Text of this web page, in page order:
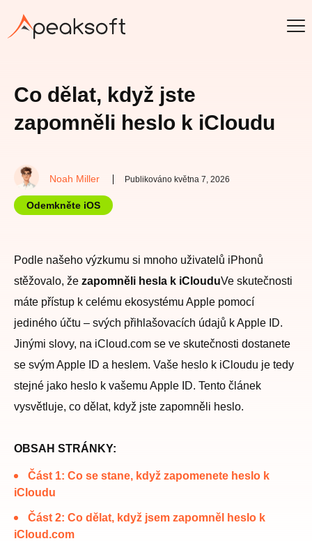
Co dělat, když jste
zapomněli heslo k iCloudu
Noah Miller Publikováno května 7, 2026
Odemkněte iOS
Podle našeho výzkumu si mnoho uživatelů iPhonů
stěžovalo, že zapomněli hesla k iClouduVe skutečnosti
máte přístup k celému ekosystému Apple pomocí
jediného účtu – svých přihlašovacích údajů k Apple ID.
Jinými slovy, na iCloud.com se ve skutečnosti dostanete
se svým Apple ID a heslem. Vaše heslo k iCloudu je tedy
stejné jako heslo k vašemu Apple ID. Tento článek
vysvětluje, co dělat, když jste zapomněli heslo.
OBSAH STRÁNKY:
Část 1: Co se stane, když zapomenete heslo k
iCloudu
Část 2: Co dělat, když jsem zapomněl heslo k
iCloud.com